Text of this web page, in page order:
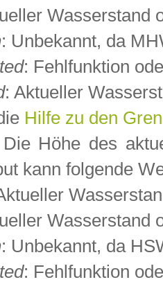
Wasserstand
: Unbekannt, da
: Fehlfunktion
: Aktueller
Hilfe zu den
Höhe des
kann folgende
Wasserstand
: Unbekannt, da
: Fehlfunktion